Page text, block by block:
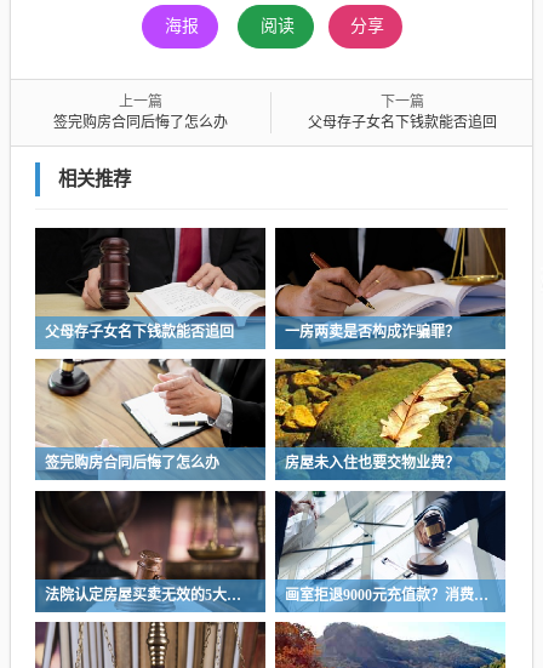
海报 阅读 分享
上一篇
签完购房合同后悔了怎么办
下一篇
父母存子女名下钱款能否追回
相关推荐
父母存子女名下钱款能否追回 一房两卖是否构成诈骗罪？
签完购房合同后悔了怎么办 房屋未入住也要交物业费？
法院认定房屋买卖无效的5大条件 画室拒退9000元充值款？消费者维权指南